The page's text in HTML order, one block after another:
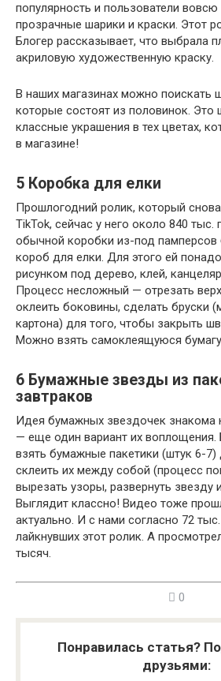
популярность и пользователи
прозрачные шарики и краски. Этот
Блогер рассказывает, что выбрала
акриловую художественную краску.
В наших магазинах можно поискать
которые состоят из половинок. Это
классные украшения в тех цветах,
в магазине!
5 Коробка для елки
Прошлогодний ролик, который
TikTok, сейчас у него около 840 тыс.
обычной коробки из-под памперсов
короб для елки. Для этого ей
рисунком под дерево, клей,
Процесс несложный — отрезать
оклеить боковины, сделать бруски
картона) для того, чтобы закрыть
Можно взять самоклеящуюся
6 Бумажные звезды из
завтраков
Идея бумажных звездочек знакома
— еще один вариант их воплощения.
взять бумажные пакетики (штук 6-7)
склеить их между собой (процесс
вырезать узоры, развернуть звезду
Выглядит классно! Видео тоже
актуально. И с нами согласно 72
лайкнувших этот ролик. А
тысяч.
0
Понравилась статья?
друзьями: